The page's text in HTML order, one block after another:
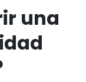
una